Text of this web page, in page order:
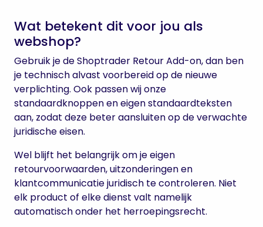
Wat betekent dit voor jou als
webshop?
Gebruik je de Shoptrader Retour Add-on, dan ben
je technisch alvast voorbereid op de nieuwe
verplichting. Ook passen wij onze
standaardknoppen en eigen standaardteksten
aan, zodat deze beter aansluiten op de verwachte
juridische eisen.
Wel blijft het belangrijk om je eigen
retourvoorwaarden, uitzonderingen en
klantcommunicatie juridisch te controleren. Niet
elk product of elke dienst valt namelijk
automatisch onder het herroepingsrecht.